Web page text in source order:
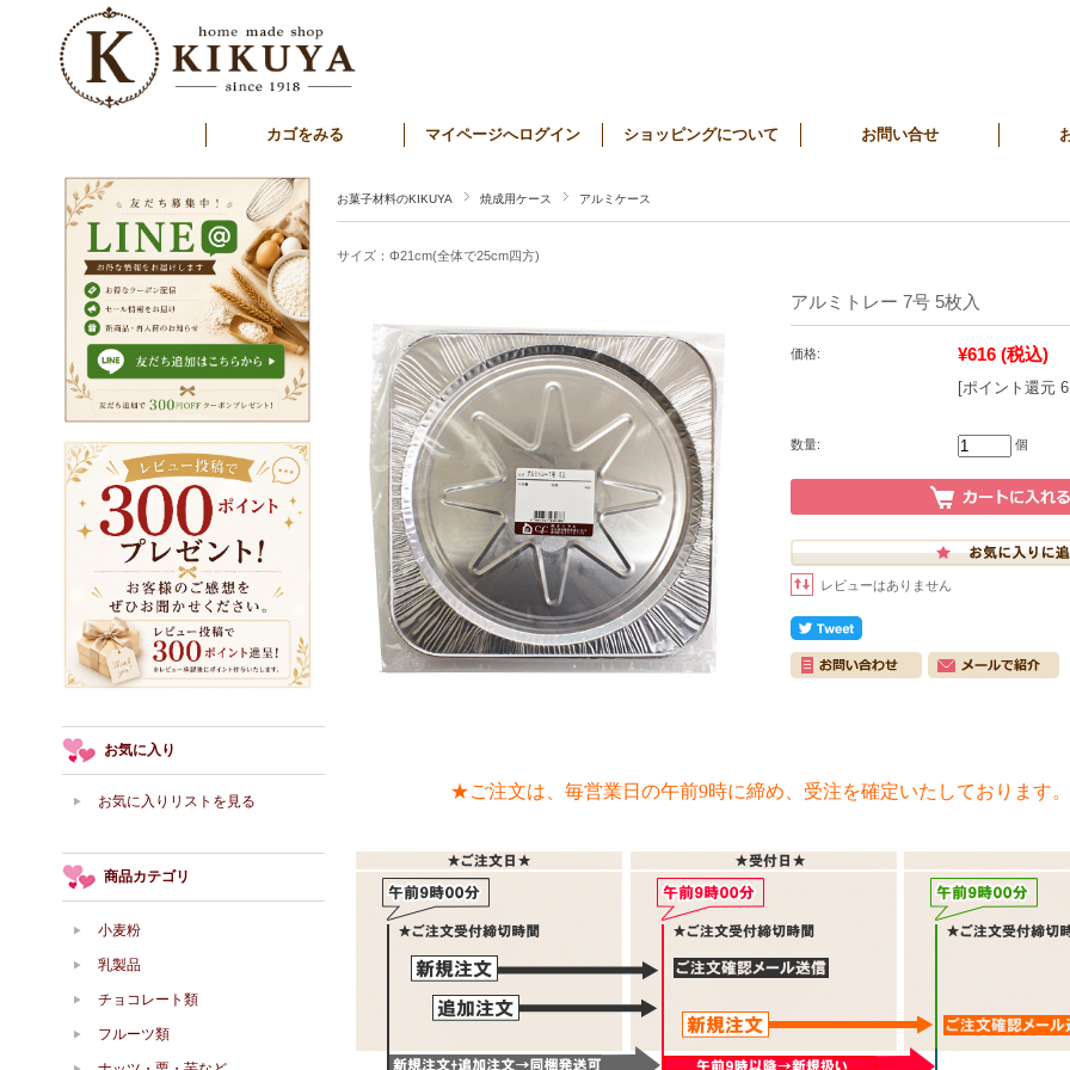
カゴをみる マイページへログイン ショッピングについて お問い合せ
お菓子材料のKIKUYA 焼成用ケース アルミケース
サイズ：Φ21cm(全体で25cm四方)
アルミトレー 7号 5枚入
価格: ¥616 (税込)
[ポイント還元
数量: 個
レビューはありません
★ご注文は、毎営業日の午前9時に締め、受注を確定いたしております。
お気に入り
お気に入りリストを見る
商品カテゴリ
小麦粉
乳製品
チョコレート類
フルーツ類